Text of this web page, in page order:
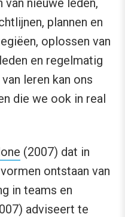
plannen en
oplossen van
en regelmatig
leren kan ons
die we ook in real
(2007) dat in
ontstaan van
in teams en
adviseert te